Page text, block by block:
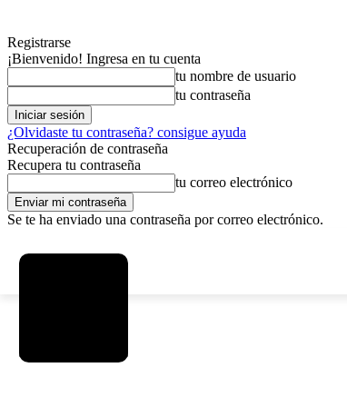
Registrarse
¡Bienvenido! Ingresa en tu cuenta
tu nombre de usuario
tu contraseña
¿Olvidaste tu contraseña? consigue ayuda
Recuperación de contraseña
Recupera tu contraseña
tu correo electrónico
Se te ha enviado una contraseña por correo electrónico.